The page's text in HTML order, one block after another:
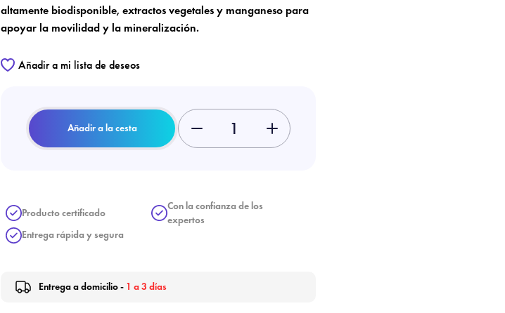
altamente biodisponible, extractos vegetales y manganeso para
apoyar la movilidad y la mineralización.
Añadir a mi lista de deseos
- +
Añadir a la cesta
Producto certificado
Con la confianza de los
expertos
Entrega rápida y segura
Entrega a domicilio - 1 a 3 días